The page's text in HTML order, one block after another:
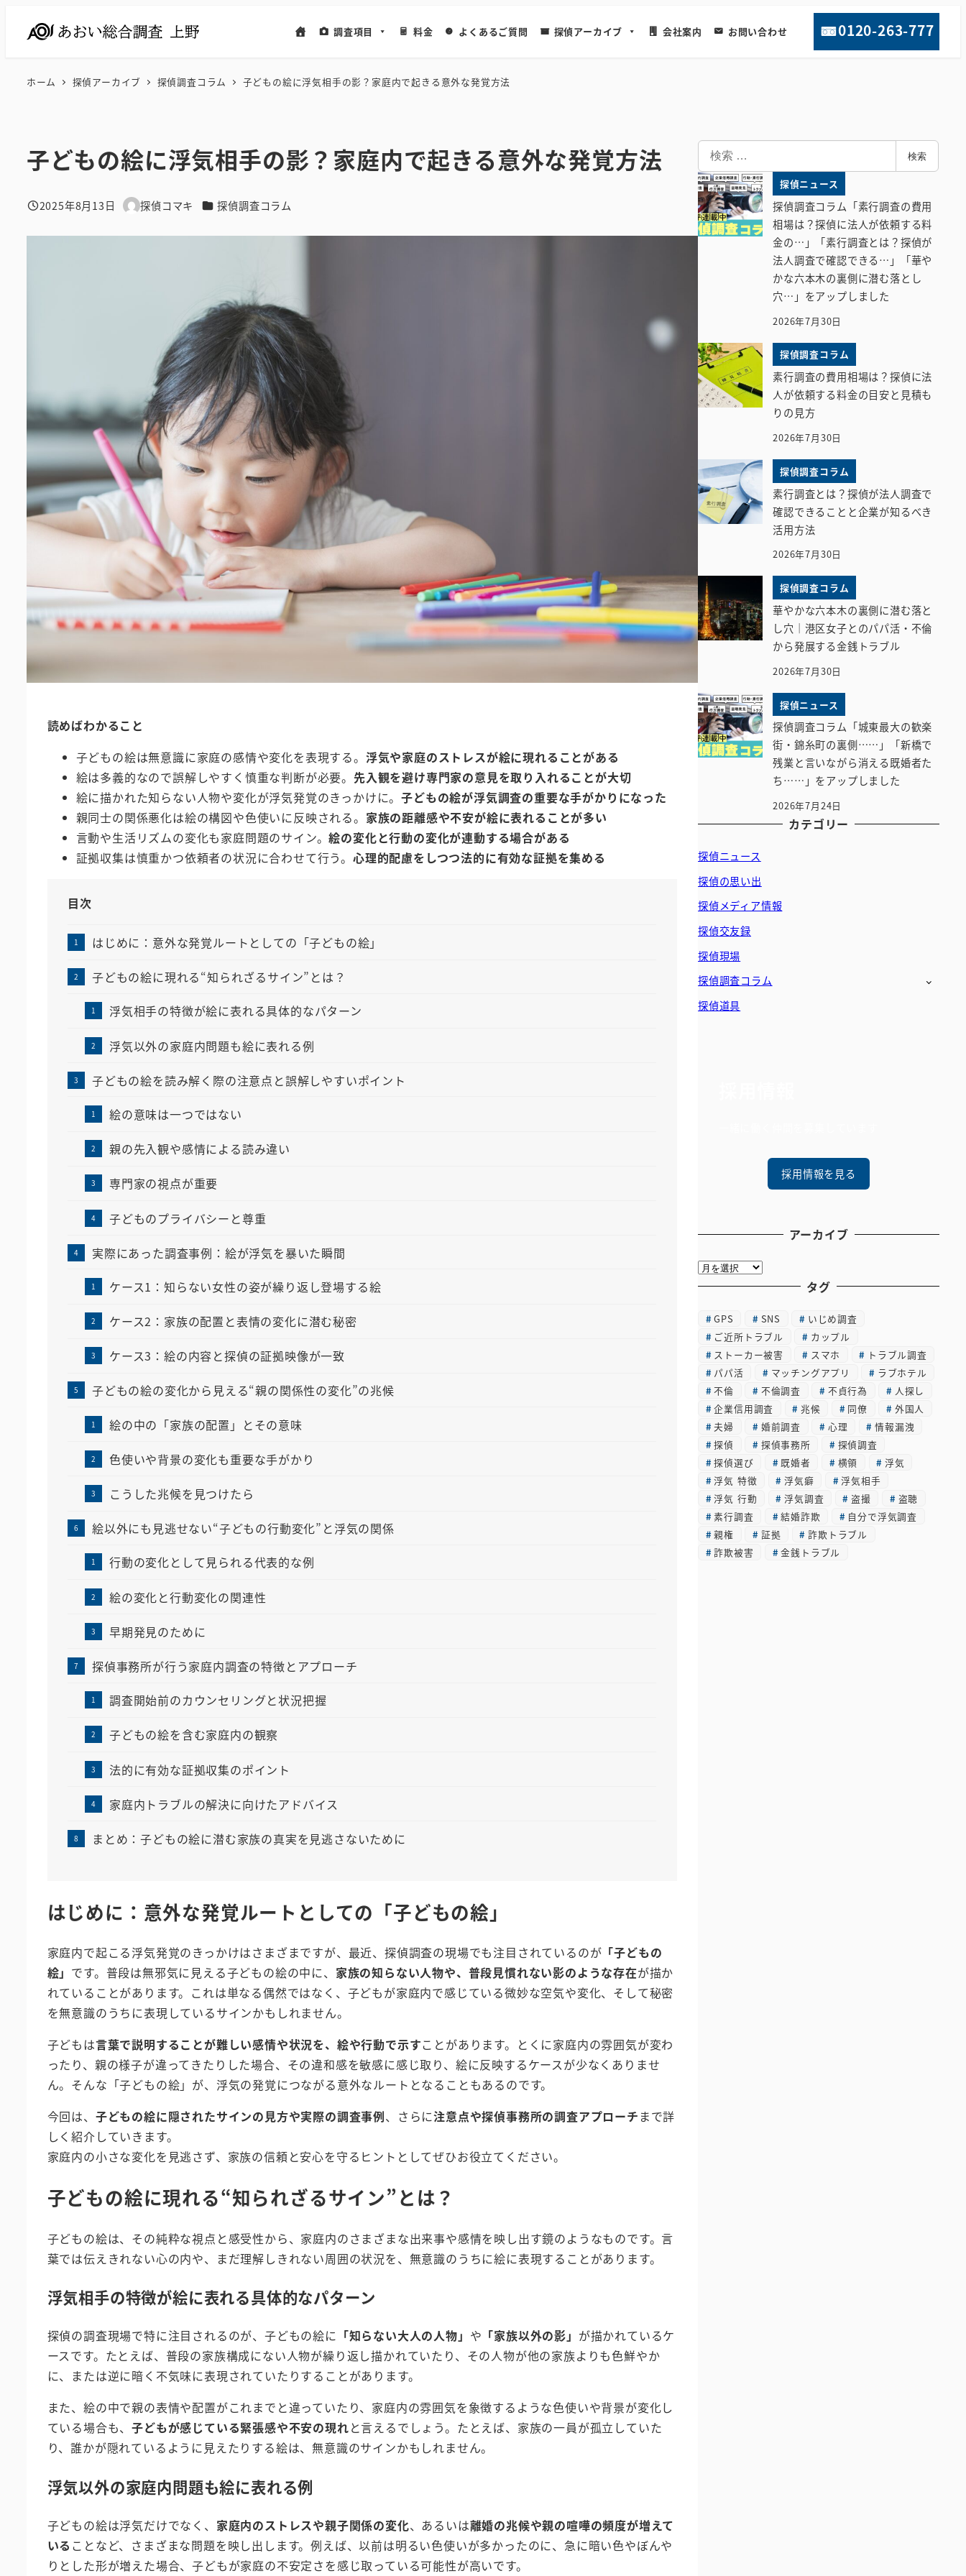
調査項目 料金 よくあるご質問 探偵アーカイブ 会社案内 お問い合わせ 0120-263-777
ホーム 探偵アーカイブ 探偵調査コラム 子どもの絵に浮気相手の影？家庭内で起きる意外な発覚方法
子どもの絵に浮気相手の影？家庭内で起きる意外な発覚方法
投稿日
2025年8月13日
著
探偵コマキ カテゴリー
探偵調査コラム
読めばわかること
子どもの絵は無意識に家庭の感情や変化を表現する。 浮気や家庭のストレスが絵に現れることがある
絵は多義的なので誤解しやすく慎重な判断が必要。 先入観を避け専門家の意見を取り入れることが大切
絵に描かれた知らない人物や変化が浮気発覚のきっかけに。子どもの絵が浮気調査の重要な手がかりになった
親同士の関係悪化は絵の構図や色使いに反映される。 家族の距離感や不安が絵に表れることが多い
言動や生活リズムの変化も家庭問題のサイン。絵の変化と行動の変化が連動する場合がある
証拠収集は慎重かつ依頼者の状況に合わせて行う。 心理的配慮をしつつ法的に有効な証拠を集める
目次
はじめに：意外な発覚ルートとしての「子どもの絵」
子どもの絵に現れる“知られざるサイン”とは？
浮気相手の特徴が絵に表れる具体的なパターン
浮気以外の家庭内問題も絵に表れる例
子どもの絵を読み解く際の注意点と誤解しやすいポイント
絵の意味は一つではない
親の先入観や感情による読み違い
専門家の視点が重要
子どものプライバシーと尊重
実際にあった調査事例：絵が浮気を暴いた瞬間
ケース1：知らない女性の姿が繰り返し登場する絵
ケース2：家族の配置と表情の変化に潜む秘密
ケース3：絵の内容と探偵の証拠映像が一致
子どもの絵の変化から見える“親の関係性の変化”の兆候
絵の中の「家族の配置」とその意味
色使いや背景の変化も重要な手がかり
こうした兆候を見つけたら
絵以外にも見逃せない“子どもの行動変化”と浮気の関係
行動の変化として見られる代表的な例
絵の変化と行動変化の関連性
早期発見のために
探偵事務所が行う家庭内調査の特徴とアプローチ
調査開始前のカウンセリングと状況把握
子どもの絵を含む家庭内の観察
法的に有効な証拠収集のポイント
家庭内トラブルの解決に向けたアドバイス
まとめ：子どもの絵に潜む家族の真実を見逃さないために
はじめに：意外な発覚ルートとしての「子どもの絵」
家庭内で起こる浮気発覚のきっかけはさまざまですが、最近、探偵調査の現場でも注目されているのが 「子どもの
絵」 です。普段は無邪気に見える子どもの絵の中に、 家族の知らない人物や、普段見慣れない影のような存在が描か
れていることがあります。これは単なる偶然ではなく、子どもが家庭内で感じている微妙な空気や変化、そして秘密
を無意識のうちに表現しているサインかもしれません。
子どもは言葉で説明することが難しい感情や状況を、絵や行動で示すことがあります。とくに家庭内の雰囲気が変わ
ったり、親の様子が違ってきたりした場合、その違和感を敏感に感じ取り、絵に反映するケースが少なくありませ
ん。そんな「子どもの絵」が、浮気の発覚につながる意外なルートとなることもあるのです。
今回は、 子どもの絵に隠されたサインの見方や実際の調査事例、さらに注意点や探偵事務所の調査アプローチ まで詳
しく紹介していきます。
家庭内の小さな変化を見逃さず、家族の信頼と安心を守るヒントとしてぜひお役立てください。
子どもの絵に現れる“知られざるサイン”とは？
子どもの絵は、その純粋な視点と感受性から、家庭内のさまざまな出来事や感情を映し出す鏡のようなものです。言
葉では伝えきれない心の内や、まだ理解しきれない周囲の状況を、無意識のうちに絵に表現することがあります。
浮気相手の特徴が絵に表れる具体的なパターン
探偵の調査現場で特に注目されるのが、子どもの絵に 「知らない大人の人物」 や 「家族以外の影」 が描かれているケ
ースです。たとえば、普段の家族構成にない人物が繰り返し描かれていたり、その人物が他の家族よりも色鮮やか
に、または逆に暗く不気味に表現されていたりすることがあります。
また、絵の中で親の表情や配置がこれまでと違っていたり、家庭内の雰囲気を象徴するような色使いや背景が変化し
ている場合も、子どもが感じている緊張感や不安の現れと言えるでしょう。たとえば、家族の一員が孤立していた
り、誰かが隠れているように見えたりする絵は、無意識のサインかもしれません。
浮気以外の家庭内問題も絵に表れる例
子どもの絵は浮気だけでなく、 家庭内のストレスや親子関係の変化、あるいは離婚の兆候や親の喧嘩の頻度が増えて
いる ことなど、さまざまな問題を映し出します。例えば、以前は明るい色使いが多かったのに、急に暗い色やぼんや
りとした形が増えた場合、子どもが家庭の不安定さを感じ取っている可能性が高いです。
索
検索
探偵ニュース
探偵調査コラム「素行調査の費用
相場は？探偵に法人が依頼する料
金の…」「素行調査とは？探偵が
法人調査で確認できる…」「華や
かな六本木の裏側に潜む落とし
穴…」をアップしました
2026年7月30日
探偵調査コラム
素行調査の費用相場は？探偵に法
人が依頼する料金の目安と見積も
りの見方
2026年7月30日
探偵調査コラム
素行調査とは？探偵が法人調査で
確認できることと企業が知るべき
活用方法
2026年7月30日
探偵調査コラム
華やかな六本木の裏側に潜む落と
し穴｜港区女子とのパパ活・不倫
から発展する金銭トラブル
2026年7月30日
探偵ニュース
探偵調査コラム「城東最大の歓楽
街・錦糸町の裏側……」「新橋で
残業と言いながら消える既婚者た
ち……」をアップしました
2026年7月24日
カテゴリー
探偵ニュース
探偵の思い出
探偵メディア情報
探偵交友録
探偵現場
探偵調査コラム
探偵道具
採用情報を見る
アーカイブ
ア
ー
イ
ブ
タグ
GPS SNS
いじめ調査
ご近所トラブル
カップル
ストーカー被害
スマホ
トラブル調査
パパ活
マッチングアプリ
ラブホテル
不倫
不倫調査 不貞行為
人探し
企業信用調査
兆候 同僚
外国人
夫婦
婚前調査 心理
情報漏洩
探偵
探偵事務所
探偵調査
探偵選び
既婚者 横領
浮気
浮気 特徴
浮気癖
浮気相手
浮気 行動
浮気調査 盗撮
盗聴
素行調査
結婚詐欺
自分で浮気調査
親権
証拠
詐欺トラブル
詐欺被害
金銭トラブル